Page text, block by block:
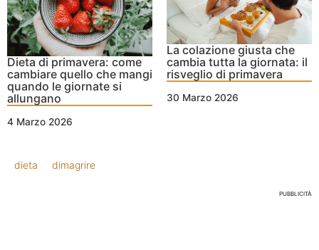
Dieta di primavera: come
cambiare quello che mangi
quando le giornate si
allungano
4 Marzo 2026
La colazione giusta che
cambia tutta la giornata: il
risveglio di primavera
30 Marzo 2026
dieta dimagrire
PUBBLICITÀ